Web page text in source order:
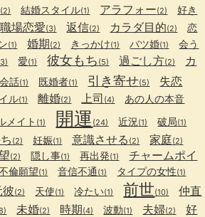
(2) 結婚スタイル(1) アラフォー(2)
好き
職場恋愛(3) 返信(2) カラダ目的(2)
恋
(1) 婚期(2) きっかけ(1) バツ婚(1) 会う
愛(1) 彼女もち (5) 過ごし方(2)
カ
会話(1) 既婚者(1) 引き寄せ(5) 失恋
ル(1) 離婚(2) 上司 (4) あの人の本音
メイト (1) 開運 (24) 近況 (1) 破局(1)
(2) 妊娠(1) 意識させる (2) 家庭(2)
(2) 隠し事(1) 再出発(1)
チャームポイ
倫願望(1) 音信不通 (1) タイプの女性(1)
彼(2) 天使(1) 冷たい(1) 前世(10)
仲直
未婚(2) 時期(4) 波動(1) 夫婦(2)
好